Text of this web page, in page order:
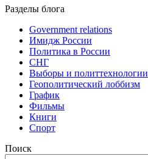
Разделы блога
Government relations
Имидж России
Политика в России
СНГ
Выборы и политтехнологии
Геополитический лоббизм
График
Фильмы
Книги
Спорт
Поиск